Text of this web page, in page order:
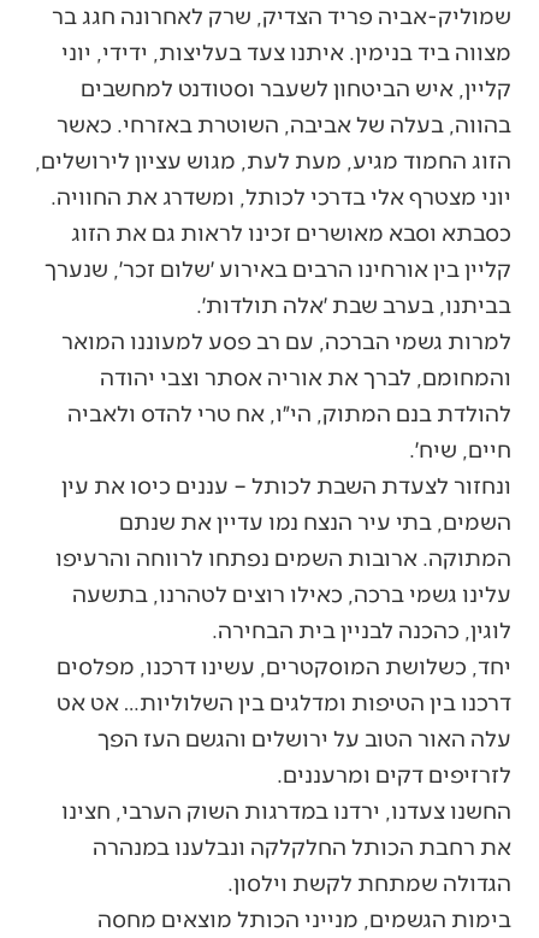
שמוליק-אביה פריד הצדיק, שרק לאחרונה חגג בר
מצווה ביד בנימין. איתנו צעד בעליצות, ידידי, יוני
קליין, איש הביטחון לשעבר וסטודנט למחשבים
בהווה, בעלה של אביבה, השוטרת באזרחי. כאשר
הזוג החמוד מגיע, מעת לעת, מגוש עציון לירושלים,
יוני מצטרף אלי בדרכי לכותל, ומשדרג את החוויה.
כסבתא וסבא מאושרים זכינו לראות גם את הזוג
קליין בין אורחינו הרבים באירוע ׳שלום זכר׳, שנערך
בביתנו, בערב שבת ׳אלה תולדות׳.
למרות גשמי הברכה, עם רב פסע למעוננו המואר
והמחומם, לברך את אוריה אסתר וצבי יהודה
להולדת בנם המתוק, הי״ו, אח טרי להדס ולאביה
חיים, שיח׳.
ונחזור לצעדת השבת לכותל – עננים כיסו את עין
השמים, בתי עיר הנצח נמו עדיין את שנתם
המתוקה. ארובות השמים נפתחו לרווחה והרעיפו
עלינו גשמי ברכה, כאילו רוצים לטהרנו, בתשעה
לוגין, כהכנה לבניין בית הבחירה.
יחד, כשלושת המוסקטרים, עשינו דרכנו, מפלסים
דרכנו בין הטיפות ומדלגים בין השלוליות… אט אט
עלה האור הטוב על ירושלים והגשם העז הפך
לזרזיפים דקים ומרעננים.
החשנו צעדנו, ירדנו במדרגות השוק הערבי, חצינו
את רחבת הכותל החלקלקה ונבלענו במנהרה
הגדולה שמתחת לקשת וילסון.
בימות הגשמים, מנייני הכותל מוצאים מחסה